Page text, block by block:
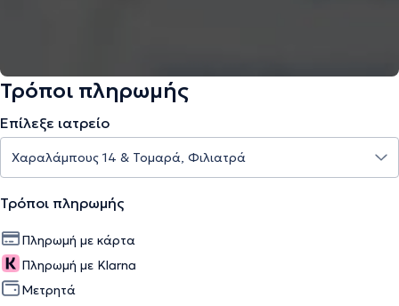
Τρόποι πληρωμής
Επίλεξε ιατρείο
Τρόποι πληρωμής
Πληρωμή με κάρτα
Πληρωμή με Klarna
Μετρητά